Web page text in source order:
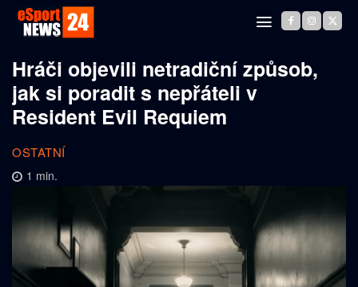
Hráči objevili netradiční způsob,
jak si poradit s nepřáteli v
Resident Evil Requiem
OSTATNÍ
1 min.